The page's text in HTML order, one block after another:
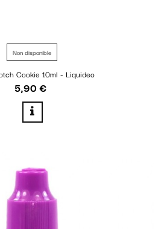
Non disponible
Cookie 10ml - Liquideo
Prix
5,90 €